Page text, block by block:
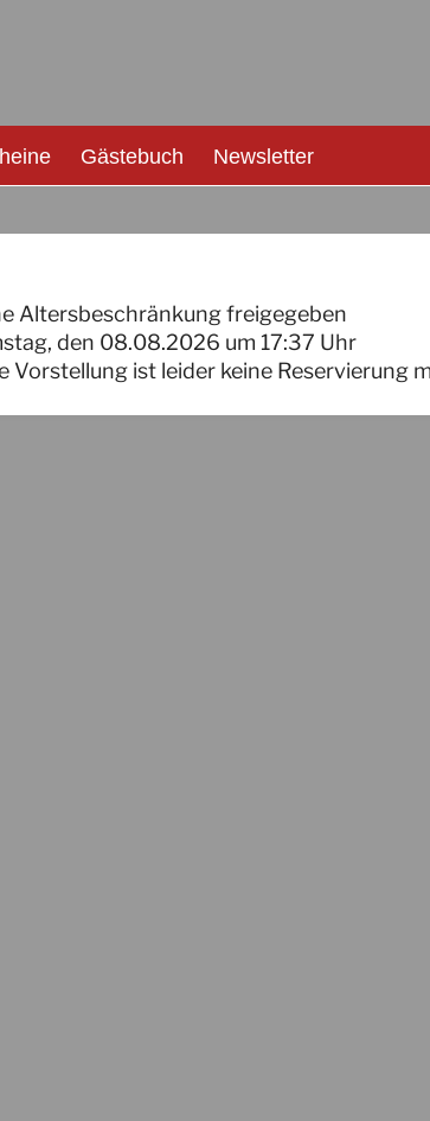
Gästebuch Newsletter
Altersbeschränkung freigegeben
den 08.08.2026 um 17:37 Uhr
Vorstellung ist leider keine Reservierung